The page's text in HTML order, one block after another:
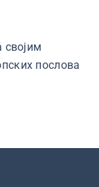
својим
послова